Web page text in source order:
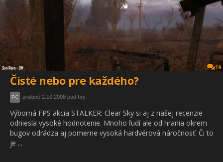
19
Čisté nebo pre každého?
PC pridané 2.10.2008 pod hry
Výborná FPS akcia STALKER: Clear Sky si aj z našej recenzie
odniesla vysoké hodnotenie. Mnoho ľudí ale od hrania okrem
bugov odrádza aj pomerne vysoká hardvérová náročnosť. Či to
je ...